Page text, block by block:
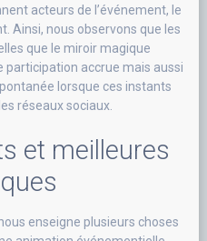
acteurs de l’événement, le
Ainsi, nous observons que les
que le miroir magique
accrue mais aussi
lorsque ces instants
réseaux sociaux.
et meilleures
enseigne plusieurs choses